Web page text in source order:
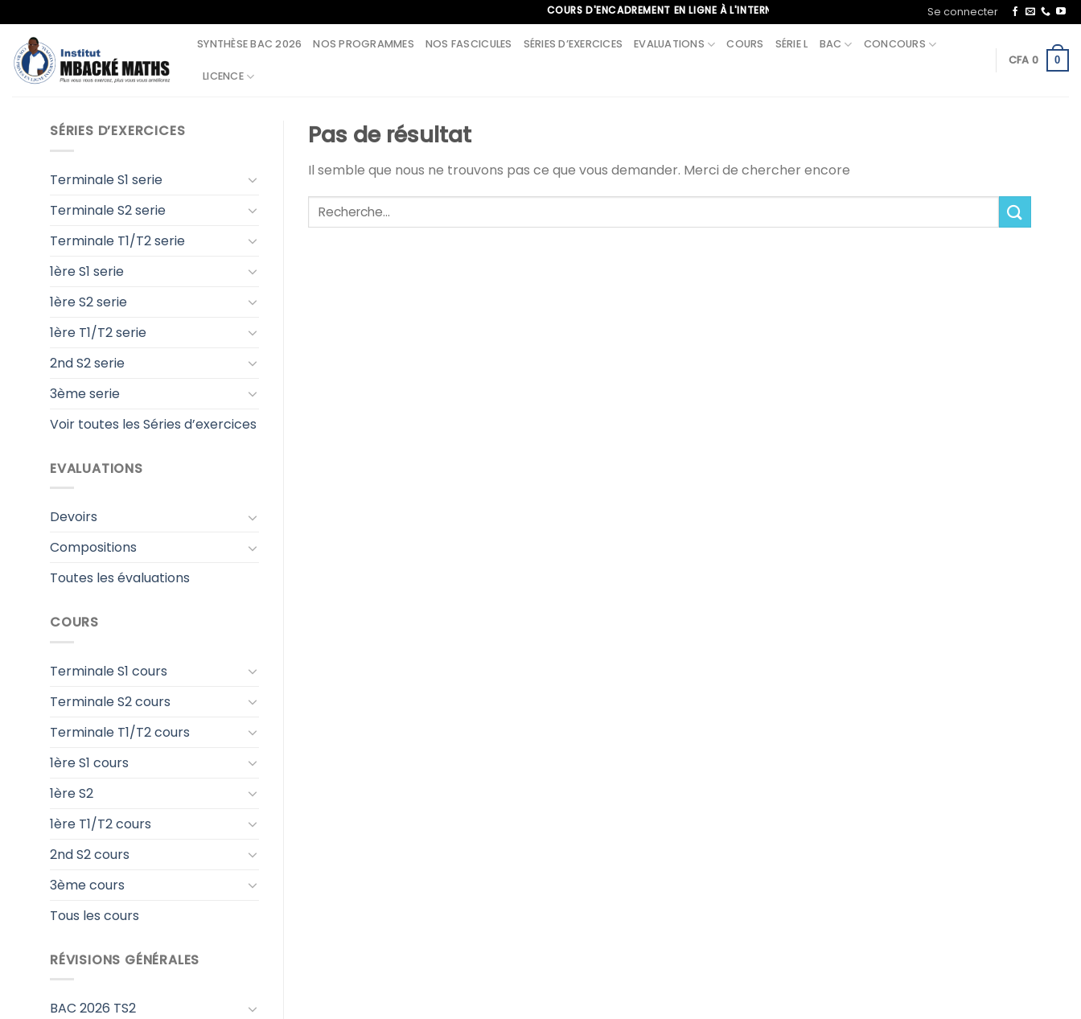
to
content
COURS D'ENCADREMENT EN LIGNE À L'INTERNATIONAL, APPELEZ-NOUS AU+221 70 713 09 21
Se connecter
SYNTHÈSE BAC 2026 NOS PROGRAMMES NOS FASCICULES SÉRIES D’EXERCICES EVALUATIONS COURS SÉRIE L BAC CONCOURS
LICENCE
CFA 0 0
SÉRIES D’EXERCICES
Terminale S1 serie
Terminale S2 serie
Terminale T1/T2 serie
1ère S1 serie
1ère S2 serie
1ère T1/T2 serie
2nd S2 serie
3ème serie
Voir toutes les Séries d’exercices
EVALUATIONS
Devoirs
Compositions
Toutes les évaluations
COURS
Terminale S1 cours
Terminale S2 cours
Terminale T1/T2 cours
1ère S1 cours
1ère S2
1ère T1/T2 cours
2nd S2 cours
3ème cours
Tous les cours
RÉVISIONS GÉNÉRALES
BAC 2026 TS2
Pas de résultat
Il semble que nous ne trouvons pas ce que vous demander. Merci de chercher encore